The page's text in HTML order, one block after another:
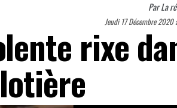
ParLa
Jeudi 17 Décembre 2020
rixe